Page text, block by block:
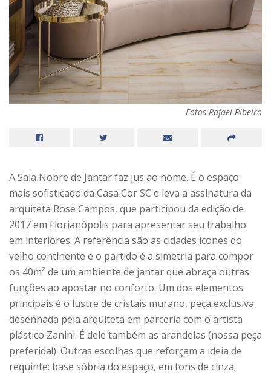
Fotos Rafael Ribeiro
A Sala Nobre de Jantar faz jus ao nome. É o espaço
mais sofisticado da Casa Cor SC e leva a assinatura da
arquiteta Rose Campos, que participou da edição de
2017 em Florianópolis para apresentar seu trabalho
em interiores. A referência são as cidades ícones do
velho continente e o partido é a simetria para compor
os 40m² de um ambiente de jantar que abraça outras
funções ao apostar no conforto. Um dos elementos
principais é o lustre de cristais murano, peça exclusiva
desenhada pela arquiteta em parceria com o artista
plástico Zanini. É dele também as arandelas (nossa peça
preferida!). Outras escolhas que reforçam a ideia de
requinte: base sóbria do espaço, em tons de cinza;